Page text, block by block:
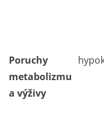
Poruchy
metabolizmu
a výživy